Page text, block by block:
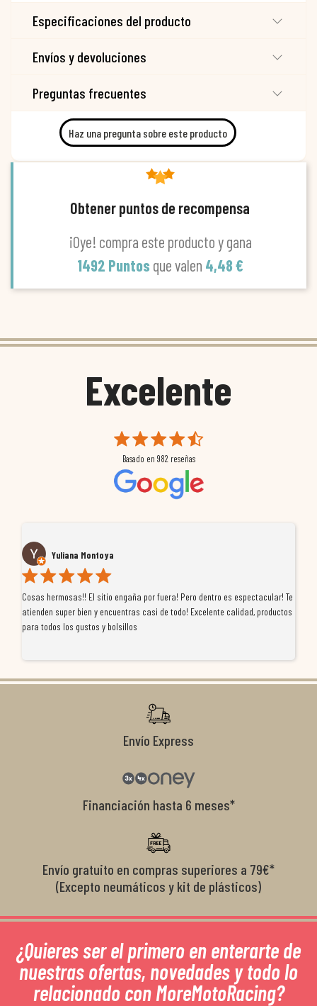
Especificaciones del producto
Envíos y devoluciones
Preguntas frecuentes
Haz una pregunta sobre este producto
Obtener puntos de recompensa
¡Oye! compra este producto y gana
1492 Puntos que valen 4,48 €
Excelente
Basado en 982 reseñas
Yuliana Montoya
Cosas hermosas!! El sitio engaña por fuera! Pero dentro es espectacular! Te
atienden super bien y encuentras casi de todo! Excelente calidad, productos
para todos los gustos y bolsillos
Envío Express
Financiación hasta 6 meses*
Envío gratuito en compras superiores a 79€*
(Excepto neumáticos y kit de plásticos)
¿Quieres ser el primero en enterarte de
nuestras ofertas, novedades y todo lo
relacionado con MoreMotoRacing?